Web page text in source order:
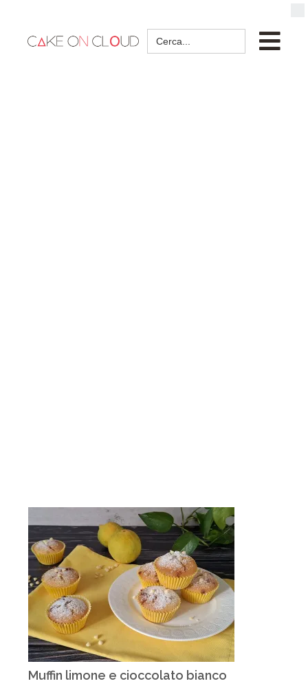
Search
for:
Muffin limone e cioccolato bianco